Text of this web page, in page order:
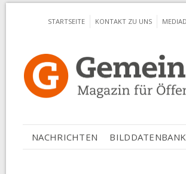
STARTSEITE KONTAKT ZU UNS
NACHRICHTEN BILDDATENBANK